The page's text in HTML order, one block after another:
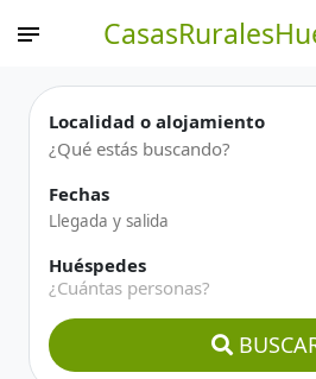
Localidad o alojamiento
Fechas
Huéspedes
¿Cuántas personas?